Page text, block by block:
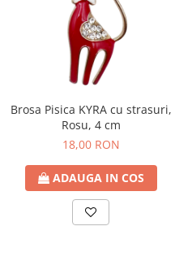
Brosa Pisica KYRA cu strasuri,
Rosu, 4 cm
18,00 RON
ADAUGA IN COS